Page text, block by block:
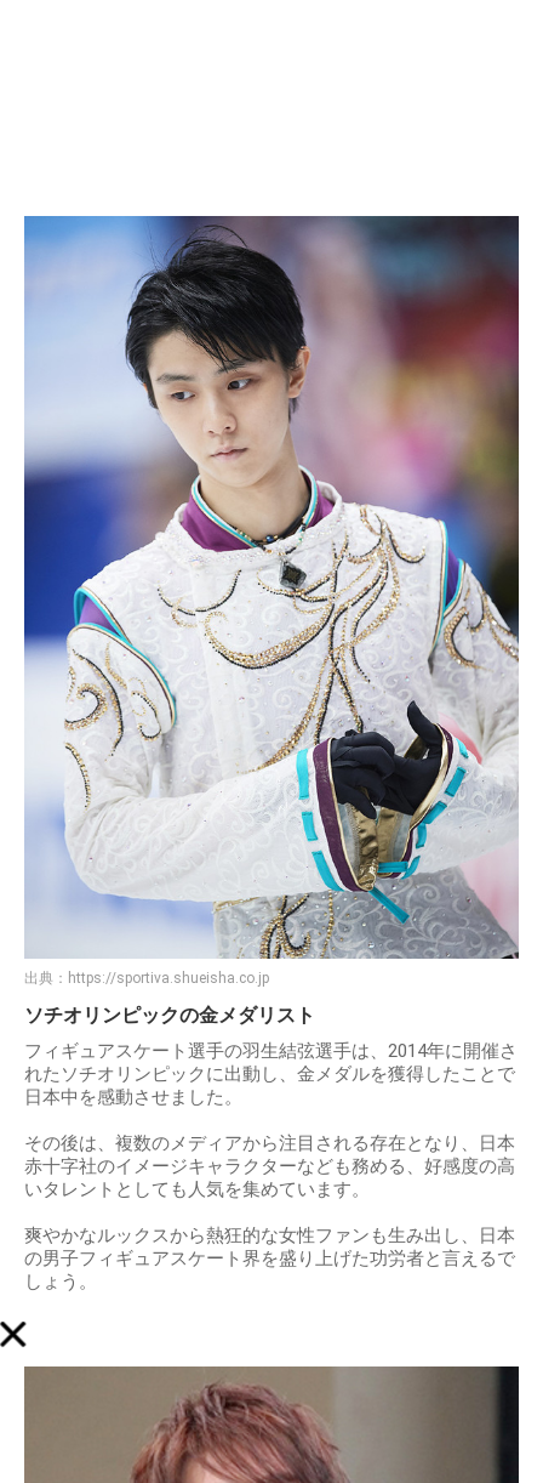
出典： https://sportiva.shueisha.co.jp
ソチオリンピックの金メダリスト
フィギュアスケート選手の羽生結弦選手は、2014年に開催さ
れたソチオリンピックに出動し、金メダルを獲得したことで
日本中を感動させました。
その後は、複数のメディアから注目される存在となり、日本
赤十字社のイメージキャラクターなども務める、好感度の高
いタレントとしても人気を集めています。
爽やかなルックスから熱狂的な女性ファンも生み出し、日本
の男子フィギュアスケート界を盛り上げた功労者と言えるで
しょう。